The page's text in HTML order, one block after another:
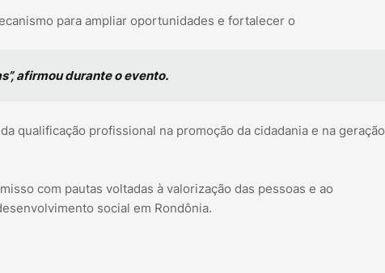
para ampliar oportunidades e fortalecer o
afirmou durante o evento.
qualificação profissional na promoção da cidadania e na geração
com pautas voltadas à valorização das pessoas e ao
social em Rondônia.